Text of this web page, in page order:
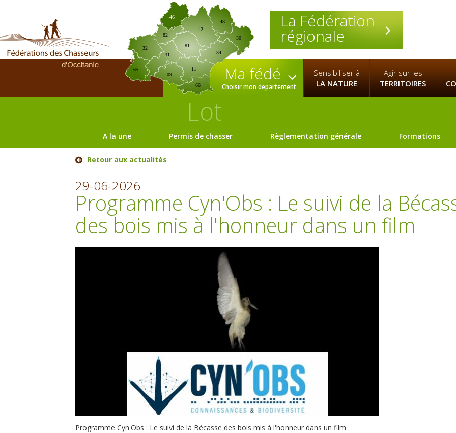
La Fédération
régionale
09
12
30
31
32
34
46
65
66
81
82
11
48
Ma fédé
Choisir mon departement
Sensibiliser à
LA NATURE
Agir sur les
TERRITOIRES
Lot
A la une Permis de chasser Règlementation générale Formations
Retour aux actualités
29-06-2026
Programme Cyn'Obs : Le suivi de la
des bois mis à l'honneur dans un film
Programme Cyn'Obs : Le suivi de la Bécasse des bois mis à l'honneur dans un film